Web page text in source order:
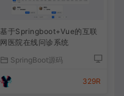
基于Springboot+Vue的互联
网医院在线问诊系统
SpringBoot源码
329R